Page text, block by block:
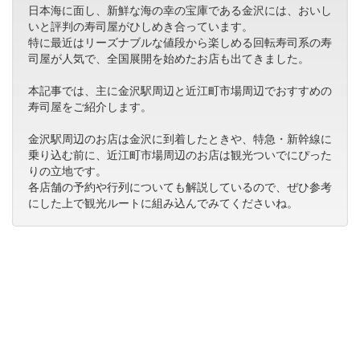
日本海に面し、新鮮な海の幸の宝庫である金沢には、おいし
いと評判の寿司屋がひしめき合っています。
特に最近はリーズナブルな値段から楽しめる回転寿司系の寿
司屋が人気で、全国展開を始めたお店も出てきました。
本記事では、主に金沢駅周辺と近江町市場周辺でおすすめの
寿司屋をご紹介します。
金沢駅周辺のお店は金沢に到着したときや、特急・新幹線に
乗り込む前に、近江町市場周辺のお店は観光ついでにぴった
りの立地です。
各店舗の予約や行列についても解説しているので、ぜひ参考
にした上で観光ルートに組み込んでみてくださいね。